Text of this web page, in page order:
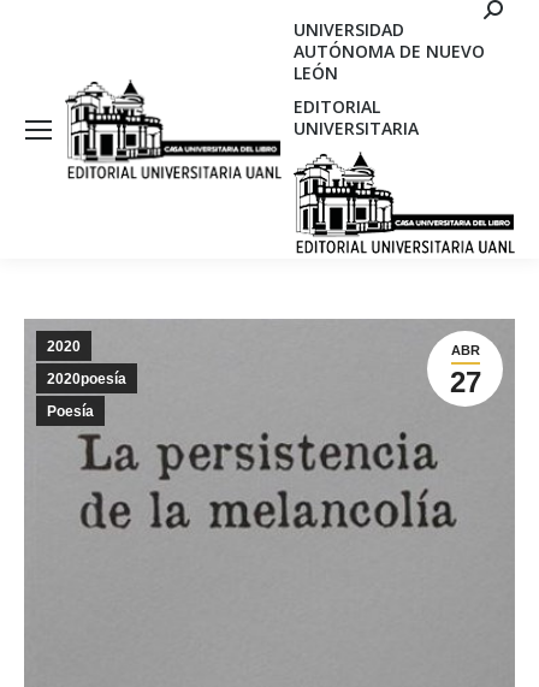
UNIVERSIDAD
AUTÓNOMA DE NUEVO
LEÓN
EDITORIAL
UNIVERSITARIA
ABR
27
2020
2020poesía
Poesía